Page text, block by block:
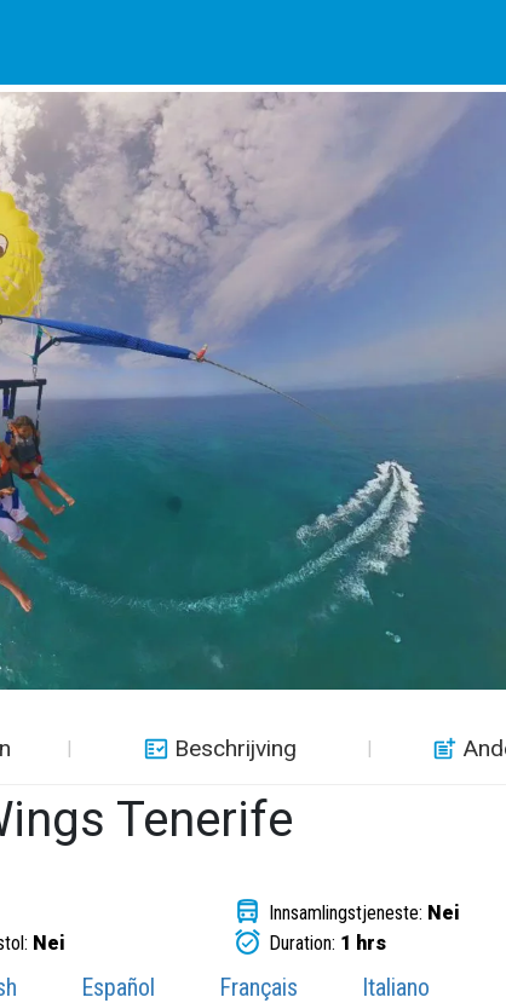
Beschrijving
Tenerife
Innsamlingstjeneste: Nei
Nei Duration: 1 hrs
Español Français
Italiano